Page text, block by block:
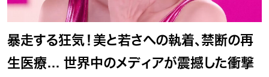
暴走する狂気！美と若さへの執着、禁断の再
生医療… 世界中のメディアが震撼した衝撃